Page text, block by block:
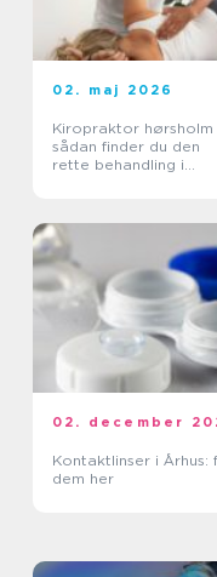
02. maj 2026
Kiropraktor hørsholm
sådan finder du den
rette behandling i
02. december
Kontaktlinser i Århus:
dem her